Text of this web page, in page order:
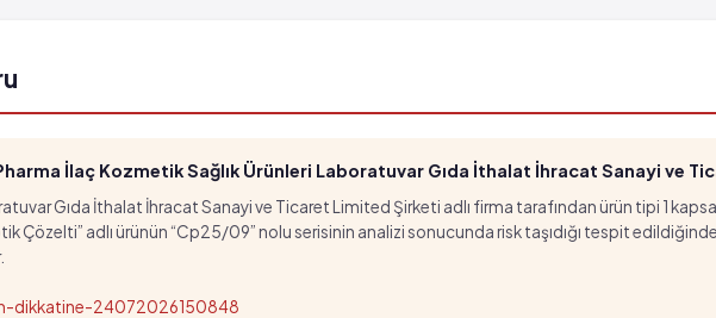
İlaç Kozmetik Sağlık Ürünleri Laboratuvar Gıda İthalat İhracat Sanayi ve
Gıda İthalat İhracat Sanayi ve Ticaret Limited Şirketi adlı firma tarafından ürün tipi 1
Çözelti” adlı ürünün “Cp25/09” nolu serisinin analizi sonucunda risk taşıdığı tespit
dikkatine-24072026150848